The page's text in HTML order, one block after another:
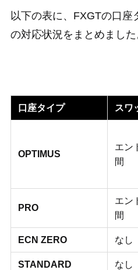
以下の表に、FXGTの口座
の対応状況をまとめました
口座タイプ スワ
OPTIMUS
エン
間
PRO
エン
間
ECN ZERO なし
STANDARD なし